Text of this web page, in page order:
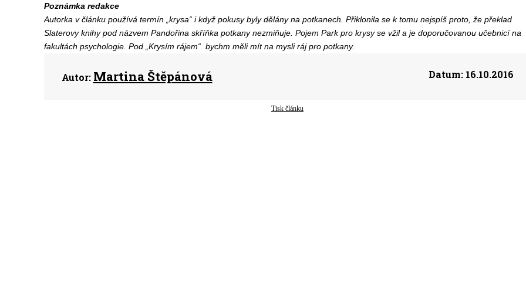
Poznámka redakce
Autorka v článku používá termín „krysa“ i když pokusy byly dělány na potkanech. Přiklonila se k tomu nejspíš proto, že překlad
Slaterovy knihy pod názvem Pandořina skříňka potkany nezmiňuje. Pojem Park pro krysy se vžil a je doporučovanou učebnicí na
fakultách psychologie. Pod „Krysím rájem“ bychm měli mít na mysli ráj pro potkany.
Autor: Martina Štěpánová Datum:16.10.2016
Tisk článku